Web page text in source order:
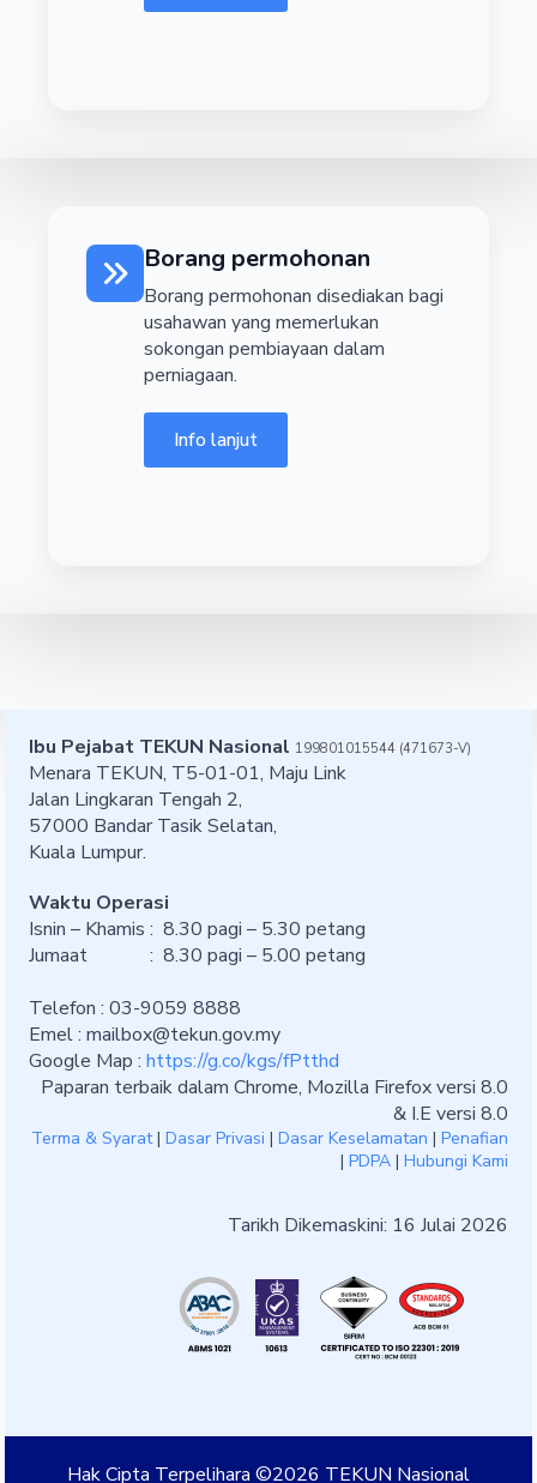
Borang permohonan
Borang permohonan disediakan bagi
usahawan yang memerlukan
sokongan pembiayaan dalam
perniagaan.
Info lanjut
Ibu Pejabat TEKUN Nasional 199801015544 (471673-V)
Menara TEKUN, T5-01-01, Maju Link
Jalan Lingkaran Tengah 2,
57000 Bandar Tasik Selatan,
Kuala Lumpur.
Waktu Operasi
Isnin – Khamis : 8.30 pagi – 5.30 petang
Jumaat : 8.30 pagi – 5.00 petang
Telefon : 03-9059 8888
Emel :mailbox@tekun.gov.my
Google Map :https://g.co/kgs/fPtthd
Paparan terbaik dalam Chrome, Mozilla Firefox versi 8.0
& I.E versi 8.0
Terma & Syarat| Dasar Privasi | Dasar Keselamatan | Penafian
| PDPA| Hubungi Kami
Tarikh Dikemaskini: 16 Julai 2026
Hak Cipta Terpelihara ©2026 TEKUN Nasional